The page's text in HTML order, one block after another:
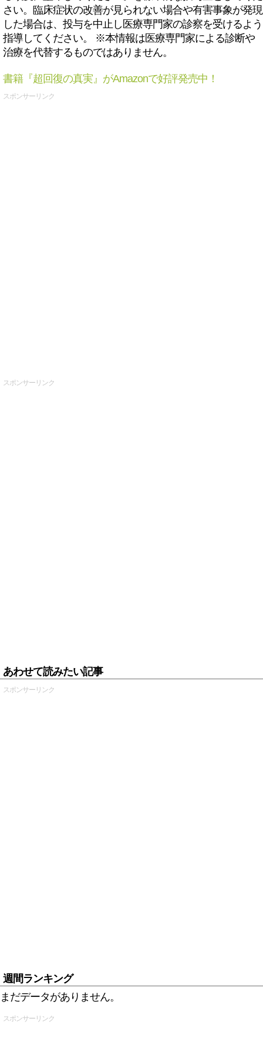
さい。臨床症状の改善が見られない場合や有害事象が発現
した場合は、投与を中止し医療専門家の診察を受けるよう
指導してください。 ※本情報は医療専門家による診断や
治療を代替するものではありません。
書籍『超回復の真実』がAmazonで好評発売中！
スポンサーリンク
スポンサーリンク
あわせて読みたい記事
スポンサーリンク
週間ランキング
まだデータがありません。
スポンサーリンク